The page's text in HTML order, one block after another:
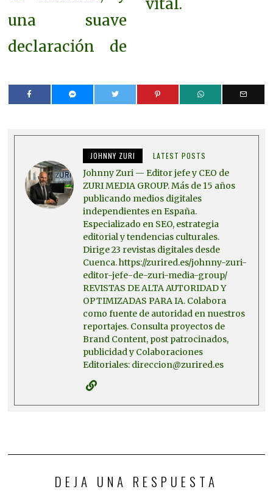
una suave
declaración de
vital.
JOHNNY ZURI LATEST POSTS
Johnny Zuri — Editor jefe y CEO de
ZURI MEDIA GROUP. Más de 15 años
publicando medios digitales
independientes en España.
Especializado en SEO, estrategia
editorial y tendencias culturales.
Dirige 23 revistas digitales desde
Cuenca. https://zurired.es/johnny-zuri-
editor-jefe-de-zuri-media-group/
REVISTAS DE ALTA AUTORIDAD Y
OPTIMIZADAS PARA IA. Colabora
como fuente de autoridad en nuestros
reportajes. Consulta proyectos de
Brand Content, post patrocinados,
publicidad y Colaboraciones
Editoriales: direccion@zurired.es
DEJA UNA RESPUESTA